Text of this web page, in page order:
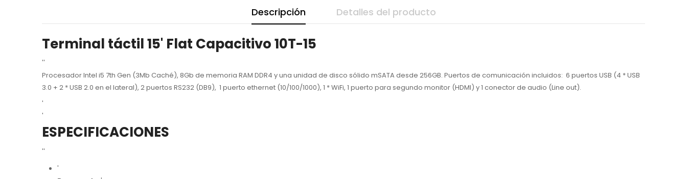
Descripción Detalles del producto
Terminal táctil 15' Flat Capacitivo 10T-15
''
Procesador Intel i5 7th Gen (3Mb Caché), 8Gb de memoria RAM DDR4 y una unidad de disco sólido mSATA desde 256GB. Puertos de comunicación incluidos: 6 puertos USB (4 * USB
3.0 + 2 * USB 2.0 en el lateral), 2 puertos RS232 (DB9), 1 puerto ethernet (10/100/1000), 1 * WiFi, 1 puerto para segundo monitor (HDMI) y 1 conector de audio (Line out).
'
'
ESPECIFICACIONES
''
'